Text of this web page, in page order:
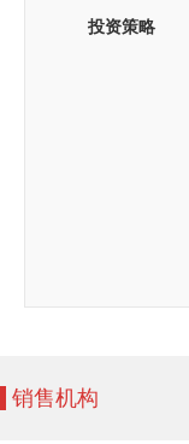
投资策略
销售机构